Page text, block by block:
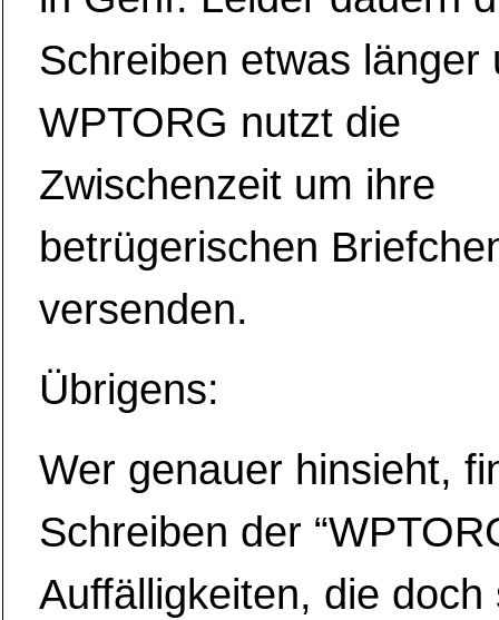
Schreiben etwas länger
WPTORG nutzt die
Zwischenzeit um ihre
betrügerischen
versenden.
Übrigens:
Wer genauer hinsieht,
Schreiben der
Auffälligkeiten, die doch